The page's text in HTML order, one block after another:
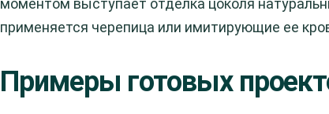
моментом выступает отделка цоколя
применяется черепица или имитирующие ее
Примеры готовых